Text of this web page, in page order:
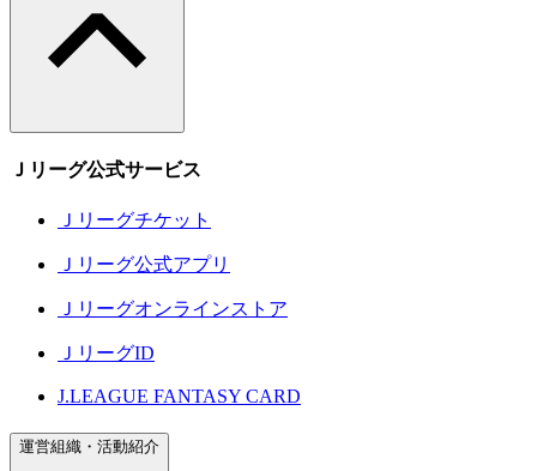
Ｊリーグ公式サービス
Ｊリーグチケット
Ｊリーグ公式アプリ
Ｊリーグオンラインストア
ＪリーグID
J.LEAGUE FANTASY CARD
運営組織・活動紹介